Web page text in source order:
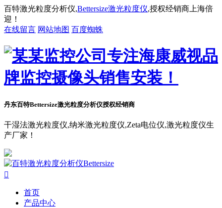
百特激光粒度分析仪,Bettersize激光粒度仪,授权经销商上海倍
迎！
在线留言 网站地图 百度蜘蛛
丹东百特Bettersize激光粒度分析仪授权经销商
干湿法激光粒度仪,纳米激光粒度仪,Zeta电位仪,激光粒度仪生
产厂家！

首页
产品中心